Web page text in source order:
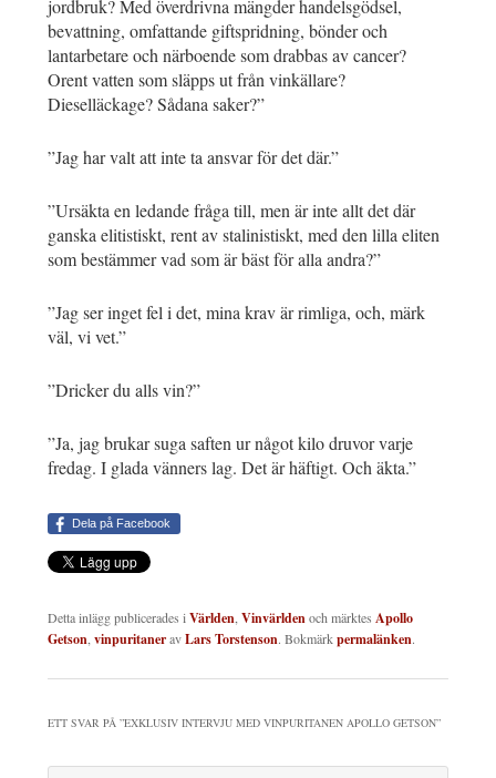
jordbruk? Med överdrivna mängder handelsgödsel,
bevattning, omfattande giftspridning, bönder och
lantarbetare och närboende som drabbas av cancer?
Orent vatten som släpps ut från vinkällare?
Dieselläckage? Sådana saker?”
”Jag har valt att inte ta ansvar för det där.”
”Ursäkta en ledande fråga till, men är inte allt det där
ganska elitistiskt, rent av stalinistiskt, med den lilla eliten
som bestämmer vad som är bäst för alla andra?”
”Jag ser inget fel i det, mina krav är rimliga, och, märk
väl, vi vet.”
”Dricker du alls vin?”
”Ja, jag brukar suga saften ur något kilo druvor varje
fredag. I glada vänners lag. Det är häftigt. Och äkta.”
Dela på Facebook
Detta inlägg publicerades i Världen Vinvärldenoch märktes Apollo
Getson vinpuritaneravLars Torstenson. Bokmärkpermalänken.
ETT SVAR PÅ ”EXKLUSIV INTERVJU MED VINPURITANEN APOLLO GETSON”